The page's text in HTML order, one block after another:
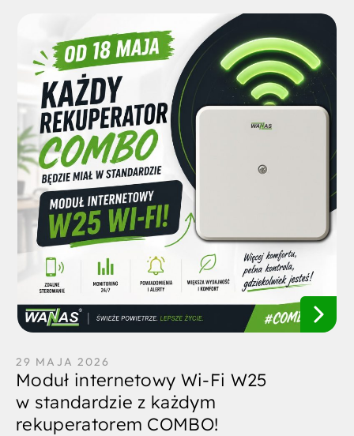
29 MAJA 2026
Moduł internetowy Wi-Fi W25
w standardzie z każdym
rekuperatorem COMBO!